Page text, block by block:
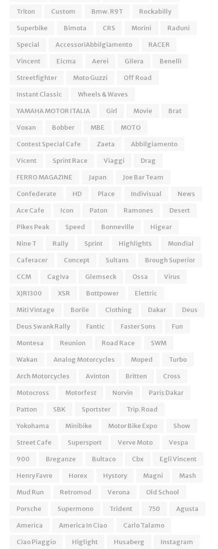
Triton
Custom Bmw. R9T
Rockabilly
Superbike
Bimota CRS Morini
Raduni
Special
AccessoriAbbilgiamento
RACER
Vincent
Eicma Aerei Gilera
Benelli
Streetfighter
Moto Guzzi
Off Road
Instant Classic
Wheels & Waves
YAMAHA MOTOR ITALIA
Girl Movie
Brat
Voxan
Bobber MBE
MOTO
Contest Special Cafe
Zaeta
Abbilgiamento
Vicent
Sprint Race Viaggi
Drag
FERRO MAGAZINE
Japan
Joe Bar Team
Confederate
HD Place Indivisual
News
Ace Cafe
Icon Paton Ramones
Desert
Pikes Peak
Speed Bonneville
Higear
Nine T
Rally Sprint Highlights
Mondial
Caferacer
Concept Sultans
Brough Superior
CCM
Cagiva Glemseck Ossa
Virus
XJR1300
XSR Bottpower
Elettric
Miti Vintage
Borile Clothing Dakar
Deus
Deus Swank Rally
Fantic Faster Sons
Fun
Montesa
Reunion Road Race
SWM
Wakan
Analog Motorcycles Moped
Turbo
Arch Motorcycles
Avinton Britten
Cross
Motocross
Motorfest Norvin
Paris Dakar
Patton
SBK Sportster
Trip. Road
Yokohama
Minibike Motor Bike Expo
Show
Street Cafe
Supersport Verve Moto
Vespa
900
Breganze Bultaco Cbx
Egli Vincent
Henry Favre
Horex Hystory Magni
Mash
Mud Run
Retromod Verona
Old School
Porsche
Supermono Trident 750
Agusta
America
America In Ciao
Carlo Talamo
Ciao Piaggio
Higlight Husaberg Instagram